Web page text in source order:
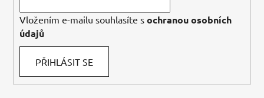
Vložením e-mailu souhlasíte s ochranou osobních
údajů
PŘIHLÁSIT SE